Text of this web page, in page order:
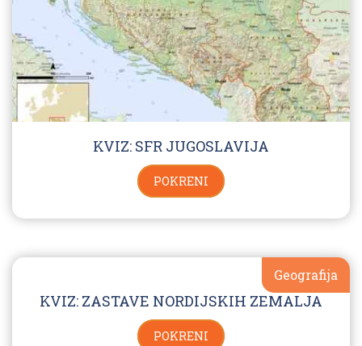
KVIZ: SFR JUGOSLAVIJA
POKRENI
Geografija
KVIZ: ZASTAVE NORDIJSKIH ZEMALJA
POKRENI